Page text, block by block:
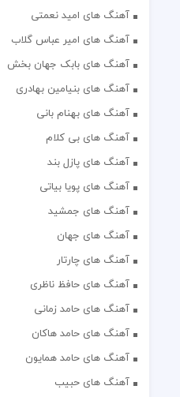
آهنگ های امید نعمتی
آهنگ های امیر عباس گلاب
آهنگ های بابک جهان بخش
آهنگ های بنیامین بهادری
آهنگ های بهنام بانی
آهنگ های بی کلام
آهنگ های پازل بند
آهنگ های پویا بیاتی
آهنگ های جمشید
آهنگ های جهان
آهنگ های چارتار
آهنگ های حافظ ناظری
آهنگ های حامد زمانی
آهنگ های حامد هاکان
آهنگ های حامد همایون
آهنگ های حبیب